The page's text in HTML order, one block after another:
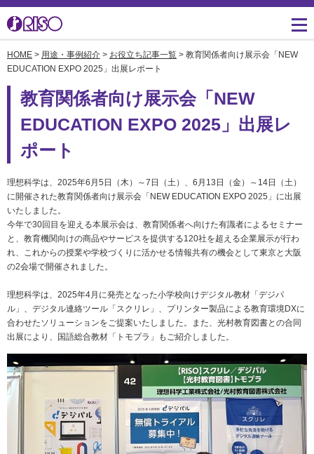
用途・事例紹介 トップ
導入事例
お役立ち記事
サポート トップ
製品についてのお問い合
わせ一覧
消耗品情報
閉じる
知る・学ぶTOP
広報誌『理想の詩』
理想科学のものづくり
鹿島アントラーズ応援サ
閉じる
企業情報TOP
会社概要
マネジメント
あゆみ
採用情報
株主・投資家情報
環境への取り組み
社会とのかかわり
閉じる
HOME > 用途・事例紹介 > お役立ち記事一覧 > 教育関係者向け展示会「NEW
EDUCATION EXPO 2025」出展レポート
教育関係者向け展示会「NEW
EDUCATION EXPO 2025」出展レ
ポート
理想科学は、2025年6月5日（木）～7日（土）、6月13日（金）～14日（土）
に開催された教育関係者向け展示会「NEW EDUCATION EXPO 2025」に出展
いたしました。
今年で30回目を迎える本展示会は、教育関係者へ向けた有識者によるセミナー
と、教育機関向けの商品やサービスを提供する120社を超える企業展示が行わ
れ、これからの授業や学校づくりに活かせる情報共有の機会として東京と大阪
の2会場で開催されました。
理想科学は、2025年4月に発売となった小学校向けデジタル教材「デジパ
ル」、デジタル連絡ツール「スクリレ」、プリンター製品による教育環境DXに
合わせたソリューションをご提案いたしました。また、光村教育図書との合同
出展により、国語総合教材「トモプラ」もご紹介しました。